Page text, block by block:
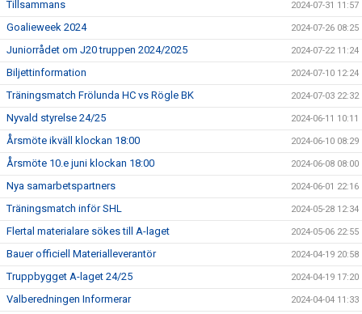
Tillsammans 2024-07-31 11:57
Goalieweek 2024 2024-07-26 08:25
Juniorrådet om J20 truppen 2024/2025 2024-07-22 11:24
Biljettinformation 2024-07-10 12:24
Träningsmatch Frölunda HC vs Rögle BK 2024-07-03 22:32
Nyvald styrelse 24/25 2024-06-11 10:11
Årsmöte ikväll klockan 18:00 2024-06-10 08:29
Årsmöte 10.e juni klockan 18:00 2024-06-08 08:00
Nya samarbetspartners 2024-06-01 22:16
Träningsmatch inför SHL 2024-05-28 12:34
Flertal materialare sökes till A-laget 2024-05-06 22:55
Bauer officiell Materialleverantör 2024-04-19 20:58
Truppbygget A-laget 24/25 2024-04-19 17:20
Valberedningen Informerar 2024-04-04 11:33